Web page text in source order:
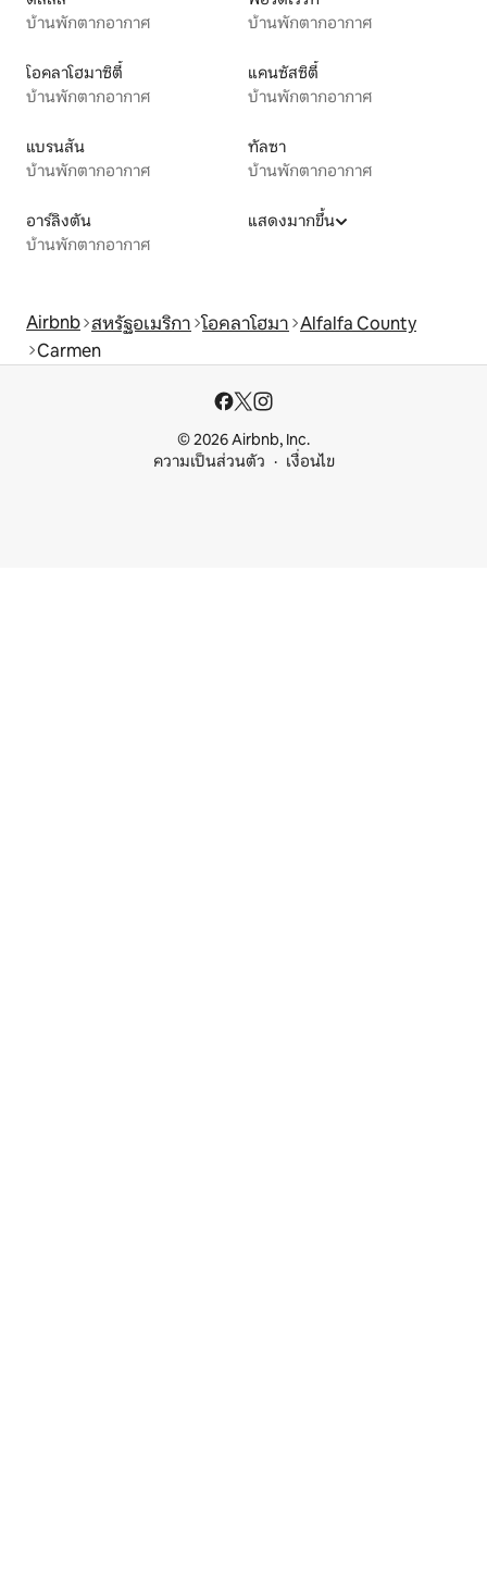
บ้านพักตากอากาศ
บ้านพักตากอากาศ
โอคลาโฮมาซิตี้
บ้านพักตากอากาศ
แคนซัสซิตี้
บ้านพักตากอากาศ
แบรนสัน
บ้านพักตากอากาศ
ทัลซา
บ้านพักตากอากาศ
อาร์ลิงตัน
บ้านพักตากอากาศ
แสดงมากขึ้น
Airbnb สหรัฐอเมริกา โอคลาโฮมา Alfalfa County
Carmen
© 2026 Airbnb, Inc.
ความเป็นส่วนตัว
เงื่อนไข